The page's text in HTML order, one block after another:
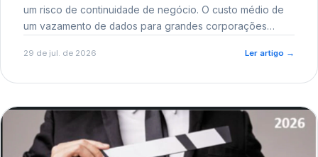
um risco de continuidade de negócio. O custo médio de
um vazamento de dados para grandes corporações
reputacional e o risco regulatório junto a órgãos como a
29 de jul. de 2026 Ler artigo →